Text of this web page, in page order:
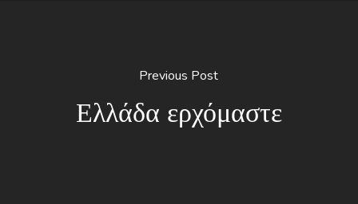
Previous Post
Ελλάδα ερχόμαστε